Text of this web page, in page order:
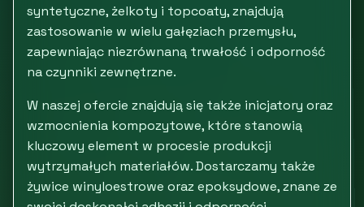
syntetyczne, żelkoty i topcoaty, znajdują
zastosowanie w wielu gałęziach przemysłu,
zapewniając niezrównaną trwałość i odporność
na czynniki zewnętrzne.
W naszej ofercie znajdują się także inicjatory oraz
wzmocnienia kompozytowe, które stanowią
kluczowy element w procesie produkcji
wytrzymałych materiałów. Dostarczamy także
żywice winyloestrowe oraz epoksydowe, znane ze